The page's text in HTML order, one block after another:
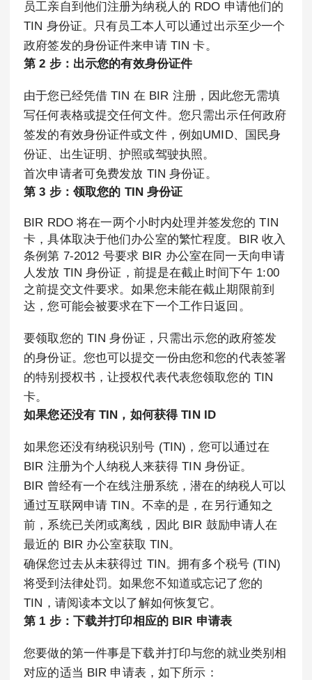
员工亲自到他们注册为纳税人的 RDO 申请他们的
TIN 身份证。只有员工本人可以通过出示至少一个
政府签发的身份证件来申请 TIN 卡。
第 2 步：出示您的有效身份证件
由于您已经凭借 TIN 在 BIR 注册，因此您无需填
写任何表格或提交任何文件。您只需出示任何政府
签发的有效身份证件或文件，例如UMID、国民身
份证、出生证明、护照或驾驶执照。
首次申请者可免费发放 TIN 身份证。
第 3 步：领取您的 TIN 身份证
BIR RDO 将在一两个小时内处理并签发您的 TIN
卡，具体取决于他们办公室的繁忙程度。BIR 收入
条例第 7-2012 号要求 BIR 办公室在同一天向申请
人发放 TIN 身份证，前提是在截止时间下午 1:00
之前提交文件要求。如果您未能在截止期限前到
达，您可能会被要求在下一个工作日返回。
要领取您的 TIN 身份证，只需出示您的政府签发
的身份证。您也可以提交一份由您和您的代表签署
的特别授权书，让授权代表代表您领取您的 TIN
卡。
如果您还没有 TIN，如何获得 TIN ID
如果您还没有纳税识别号 (TIN)，您可以通过在
BIR 注册为个人纳税人来获得 TIN 身份证。
BIR 曾经有一个在线注册系统，潜在的纳税人可以
通过互联网申请 TIN。不幸的是，在另行通知之
前，系统已关闭或离线，因此 BIR 鼓励申请人在
最近的 BIR 办公室获取 TIN。
确保您过去从未获得过 TIN。拥有多个税号 (TIN)
将受到法律处罚。如果您不知道或忘记了您的
TIN，请阅读本文以了解如何恢复它。
第 1 步：下载并打印相应的 BIR 申请表
您要做的第一件事是下载并打印与您的就业类别相
对应的适当 BIR 申请表，如下所示：